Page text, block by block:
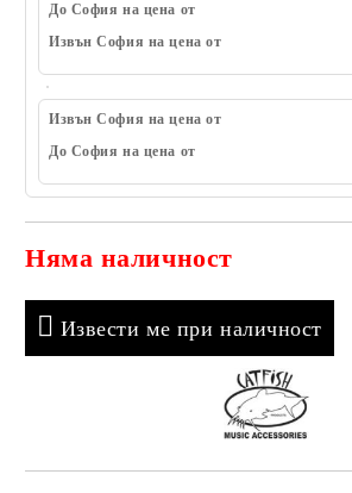
До София на цена от
Извън София на цена от
Извън София на цена от
До София на цена от
Няма наличност
Извести ме при наличност